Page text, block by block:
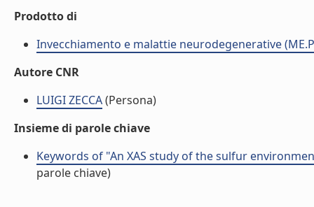
Prodotto di
Invecchiamento e malattie neurodegenerative
Autore CNR
LUIGI ZECCA(Persona)
Insieme di parole chiave
Keywords of "An XAS study of the sulfur
parole chiave)